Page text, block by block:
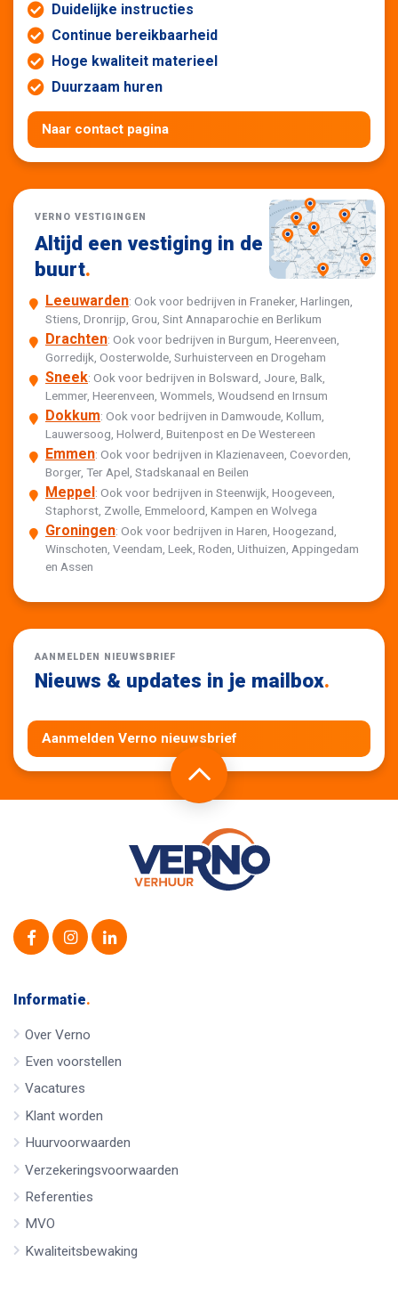
Duidelijke instructies
Continue bereikbaarheid
Hoge kwaliteit materieel
Duurzaam huren
Naar contact pagina
VERNO VESTIGINGEN
Altijd een vestiging in de
buurt.
Leeuwarden: Ook voor bedrijven in Franeker, Harlingen,
Stiens, Dronrijp, Grou, Sint Annaparochie en Berlikum
Drachten: Ook voor bedrijven in Burgum, Heerenveen,
Gorredijk, Oosterwolde, Surhuisterveen en Drogeham
Sneek: Ook voor bedrijven in Bolsward, Joure, Balk,
Lemmer, Heerenveen, Wommels, Woudsend en Irnsum
Dokkum: Ook voor bedrijven in Damwoude, Kollum,
Lauwersoog, Holwerd, Buitenpost en De Westereen
Emmen: Ook voor bedrijven in Klazienaveen, Coevorden,
Borger, Ter Apel, Stadskanaal en Beilen
Meppel : Ook voor bedrijven in Steenwijk, Hoogeveen,
Staphorst, Zwolle, Emmeloord, Kampen en Wolvega
Groningen: Ook voor bedrijven in Haren, Hoogezand,
Winschoten, Veendam, Leek, Roden, Uithuizen, Appingedam
en Assen
AANMELDEN NIEUWSBRIEF
Nieuws & updates in je mailbox.
Aanmelden Verno nieuwsbrief
Informatie.
Over Verno
Even voorstellen
Vacatures
Klant worden
Huurvoorwaarden
Verzekeringsvoorwaarden
Referenties
MVO
Kwaliteitsbewaking